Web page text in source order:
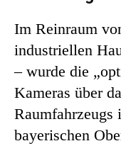
Im Reinraum
industriellen
– wurde die
Kameras über
Raumfahrzeugs
bayerischen